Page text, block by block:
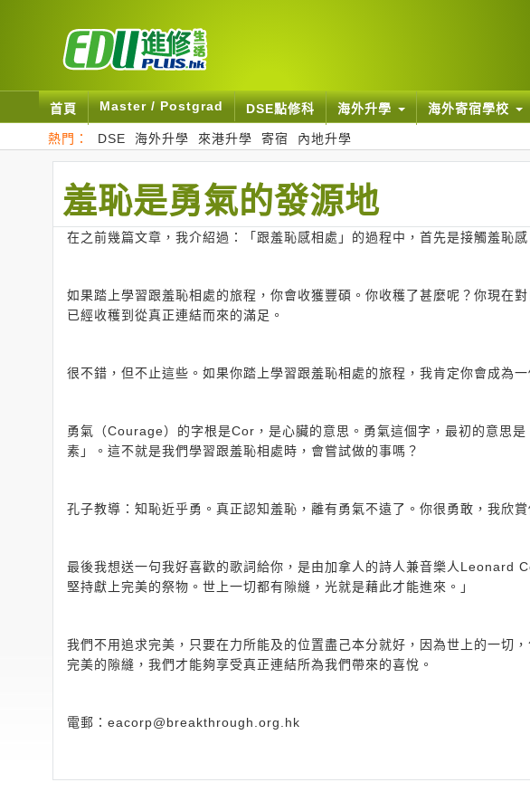
首頁 Master / Postgrad DSE點修科 海外升學 海外寄宿學校
熱門： DSE 海外升學 來港升學 寄宿 內地升學
羞恥是勇氣的發源地
在之前幾篇文章，我介紹過：「跟羞恥感相處」的過程中，首先是接觸羞恥
如果踏上學習跟羞恥相處的旅程，你會收獲豐碩。你收穫了甚麼呢？你現在
已經收穫到從真正連結而來的滿足。
很不錯，但不止這些。如果你踏上學習跟羞恥相處的旅程，我肯定你會成為一
勇氣（Courage）的字根是Cor，是心臟的意思。勇氣這個字，最初的意思
素」。這不就是我們學習跟羞恥相處時，會嘗試做的事嗎？
孔子教導：知恥近乎勇。真正認知羞恥，離有勇氣不遠了。你很勇敢，我欣賞
最後我想送一句我好喜歡的歌詞給你，是由加拿人的詩人兼音樂人Leonard
堅持獻上完美的祭物。世上一切都有隙縫，光就是藉此才能進來。」
我們不用追求完美，只要在力所能及的位置盡己本分就好，因為世上的一切
完美的隙縫，我們才能夠享受真正連結所為我們帶來的喜悅。
電郵： eacorp@breakthrough.org.hk